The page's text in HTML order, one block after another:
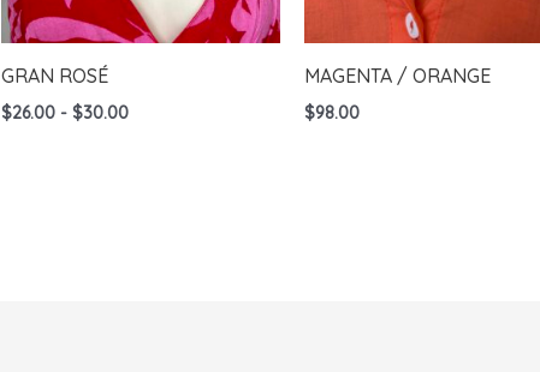
GRAN ROSÉ
$26.00 - $30.00Rango
MAGENTA / ORANGE
$98.00